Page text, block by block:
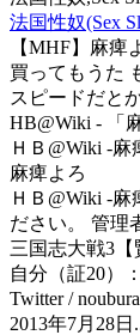
法国性奴(Sex
【MHF】麻痺
買ってもうた
スピードだと
HB@Wiki - 「
ＨＢ@Wiki -
麻痺よろ
ＨＢ@Wiki -
ださい。 管理
三国志大戦3
自分（証20）
Twitter /
2013年7月28日